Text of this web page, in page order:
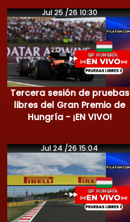
Jul 25 /26 10:30
Tercera sesión de pruebas
libres del Gran Premio de
Hungría - ¡EN VIVO!
Jul 24 /26 15:04